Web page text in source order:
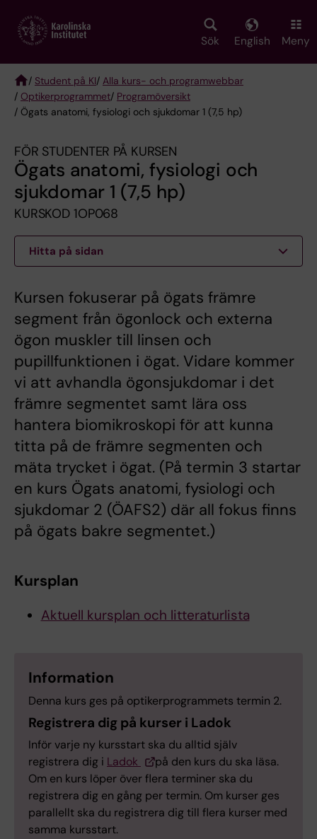
main
Sök English Meny
Breadcrumb
/ Student på KI/ Alla kurs- och programwebbar
/ Optikerprogrammet/ Programöversikt
/ Ögats anatomi, fysiologi och sjukdomar 1 (7,5 hp)
FÖR STUDENTER PÅ KURSEN
Ögats anatomi, fysiologi och
sjukdomar 1 (7,5 hp)
KURSKOD 1OP068
Hitta på sidan
Kursen fokuserar på ögats främre
segment från ögonlock och externa
ögon muskler till linsen och
pupillfunktionen i ögat. Vidare kommer
vi att avhandla ögonsjukdomar i det
främre segmentet samt lära oss
hantera biomikroskopi för att kunna
titta på de främre segmenten och
mäta trycket i ögat. (På termin 3 startar
en kurs Ögats anatomi, fysiologi och
sjukdomar 2 (ÖAFS2) där all fokus finns
på ögats bakre segmentet.)
Kursplan
Aktuell kursplan och litteraturlista
Information
Denna kurs ges på optikerprogrammets termin 2.
Registrera dig på kurser i Ladok
Inför varje ny kursstart ska du alltid själv
registrera dig i Ladok
på den kurs du ska läsa.
Om en kurs löper över flera terminer ska du
registrera dig en gång per termin. Om kurser ges
parallellt ska du registrera dig till flera kurser med
samma kursstart.